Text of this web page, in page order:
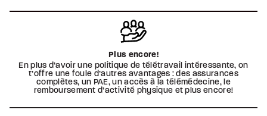
Plus encore!
En plus d’avoir une politique de télétravail intéressante, on
t’offre une foule d’autres avantages : des assurances
complètes, un PAE, un accès à la télémédecine, le
remboursement d’activité physique et plus encore!